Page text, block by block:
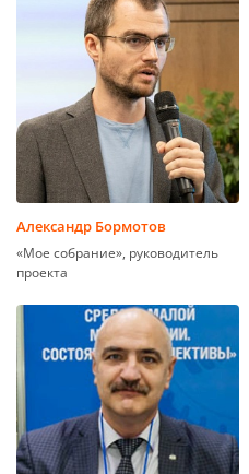
Александр Бормотов
«Мое собрание», руководитель
проекта